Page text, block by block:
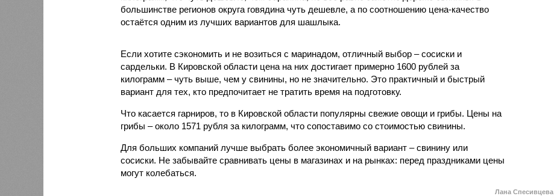
большинстве регионов округа говядина чуть дешевле, а по соотношению цена-качество
остаётся одним из лучших вариантов для шашлыка.
Если хотите сэкономить и не возиться с маринадом, отличный выбор – сосиски и
сардельки. В Кировской области цена на них достигает примерно 1600 рублей за
килограмм – чуть выше, чем у свинины, но не значительно. Это практичный и быстрый
вариант для тех, кто предпочитает не тратить время на подготовку.
Что касается гарниров, то в Кировской области популярны свежие овощи и грибы. Цены на
грибы – около 1571 рубля за килограмм, что сопоставимо со стоимостью свинины.
Для больших компаний лучше выбрать более экономичный вариант – свинину или
сосиски. Не забывайте сравнивать цены в магазинах и на рынках: перед праздниками цены
могут колебаться.
Лана Спесивцева